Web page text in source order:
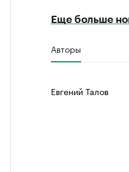
Еще больше
Авторы
Евгений Талов